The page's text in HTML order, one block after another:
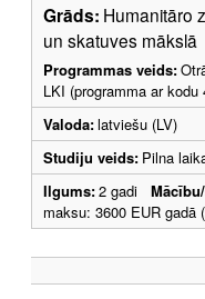
Grāds: Humanitāro
un skatuves mākslā
Programmas veids:
LKI (programma ar kodu
Valoda:latviešu (LV)
Studiju veids: Pilna
Ilgums:2 gadi
maksu: 3600 EUR gadā